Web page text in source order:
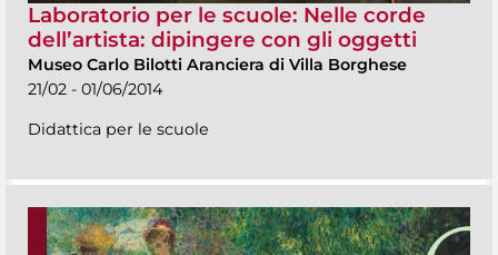
Laboratorio per le scuole: Nelle corde
dell’artista: dipingere con gli oggetti
Museo Carlo Bilotti Aranciera di Villa Borghese
21/02 - 01/06/2014
Didattica per le scuole